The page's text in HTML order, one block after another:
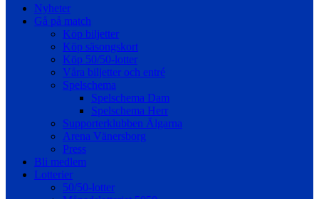
Nyheter
Gå på match
Köp biljetter
Köp säsongskort
Köp 50/50-lotter
Våra biljetter och entré
Spelschema
Spelschema Dam
Spelschema Herr
Supporterklubben Älgarna
Arena Vänersborg
Press
Bli medlem
Lotterier
50/50-lotter